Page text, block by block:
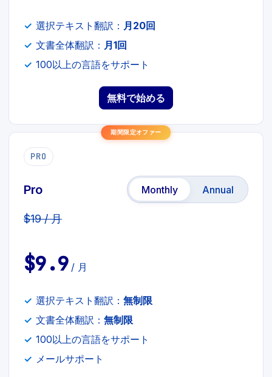
選択テキスト翻訳： 月20回
文書全体翻訳： 月1回
100以上の言語をサポート
無料で始める
期間限定オファー
PRO
Pro Monthly Annual
$19 / 月
$9.9 / 月
選択テキスト翻訳： 無制限
文書全体翻訳： 無制限
100以上の言語をサポート
メールサポート